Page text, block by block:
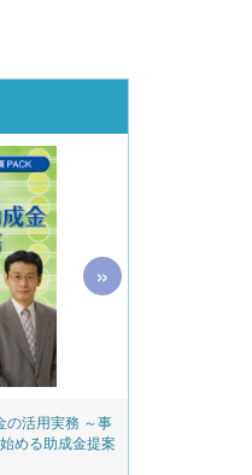
の活用実務 ～事
める助成金提案
»